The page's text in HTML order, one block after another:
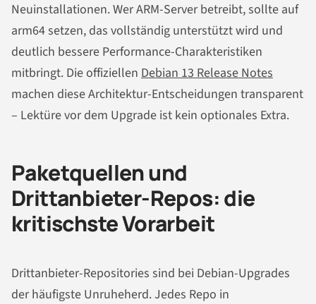
Neuinstallationen. Wer ARM-Server betreibt, sollte auf
arm64 setzen, das vollständig unterstützt wird und
deutlich bessere Performance-Charakteristiken
mitbringt. Die offiziellen Debian 13 Release Notes
machen diese Architektur-Entscheidungen transparent
– Lektüre vor dem Upgrade ist kein optionales Extra.
Paketquellen und
Drittanbieter-Repos: die
kritischste Vorarbeit
Drittanbieter-Repositories sind bei Debian-Upgrades
der häufigste Unruheherd. Jedes Repo in